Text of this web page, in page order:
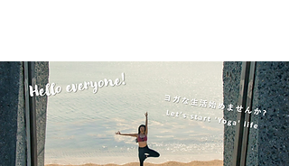
mikayoga.acro